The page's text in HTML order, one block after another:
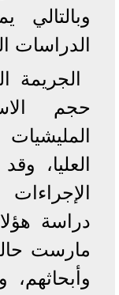
الدراسات
الجريمة
حجم
العليا،
دراسة
مارست